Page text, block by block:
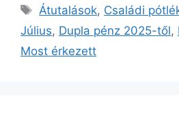
Címkék
Átutalások, Családi
Július, Dupla pénz 2025-től,
Most érkezett